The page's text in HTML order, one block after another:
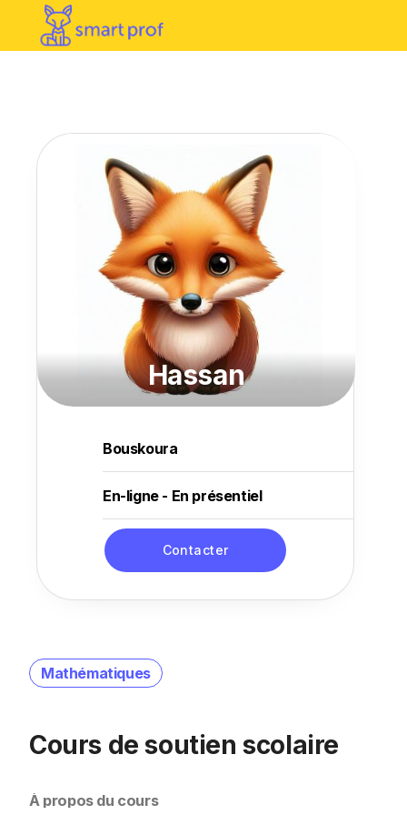
Mathématiques
Cours de soutien scolaire
À propos du cours
Hassan
Bouskoura
En-ligne - En présentiel
Contacter